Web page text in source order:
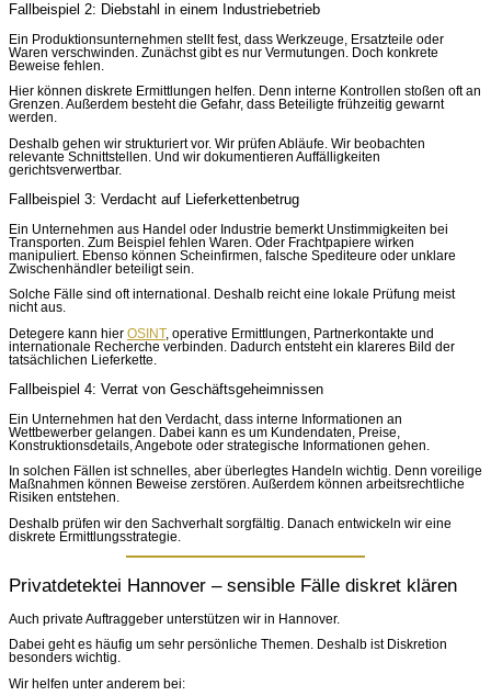
Fallbeispiel 2: Diebstahl in einem Industriebetrieb
Ein Produktionsunternehmen stellt fest, dass Werkzeuge, Ersatzteile oder
Waren verschwinden. Zunächst gibt es nur Vermutungen. Doch konkrete
Beweise fehlen.
Hier können diskrete Ermittlungen helfen. Denn interne Kontrollen stoßen oft an
Grenzen. Außerdem besteht die Gefahr, dass Beteiligte frühzeitig gewarnt
werden.
Deshalb gehen wir strukturiert vor. Wir prüfen Abläufe. Wir beobachten
relevante Schnittstellen. Und wir dokumentieren Auffälligkeiten
gerichtsverwertbar.
Fallbeispiel 3: Verdacht auf Lieferkettenbetrug
Ein Unternehmen aus Handel oder Industrie bemerkt Unstimmigkeiten bei
Transporten. Zum Beispiel fehlen Waren. Oder Frachtpapiere wirken
manipuliert. Ebenso können Scheinfirmen, falsche Spediteure oder unklare
Zwischenhändler beteiligt sein.
Solche Fälle sind oft international. Deshalb reicht eine lokale Prüfung meist
nicht aus.
Detegere kann hier OSINT, operative Ermittlungen, Partnerkontakte und
internationale Recherche verbinden. Dadurch entsteht ein klareres Bild der
tatsächlichen Lieferkette.
Fallbeispiel 4: Verrat von Geschäftsgeheimnissen
Ein Unternehmen hat den Verdacht, dass interne Informationen an
Wettbewerber gelangen. Dabei kann es um Kundendaten, Preise,
Konstruktionsdetails, Angebote oder strategische Informationen gehen.
In solchen Fällen ist schnelles, aber überlegtes Handeln wichtig. Denn voreilige
Maßnahmen können Beweise zerstören. Außerdem können arbeitsrechtliche
Risiken entstehen.
Deshalb prüfen wir den Sachverhalt sorgfältig. Danach entwickeln wir eine
diskrete Ermittlungsstrategie.
Privatdetektei Hannover – sensible Fälle diskret klären
Auch private Auftraggeber unterstützen wir in Hannover.
Dabei geht es häufig um sehr persönliche Themen. Deshalb ist Diskretion
besonders wichtig.
Wir helfen unter anderem bei: